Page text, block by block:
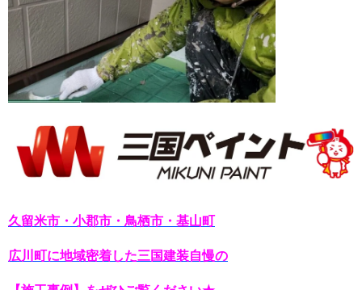
久留米市・小郡市・鳥栖市・基山町
広川町に地域密着した三国建装自慢の